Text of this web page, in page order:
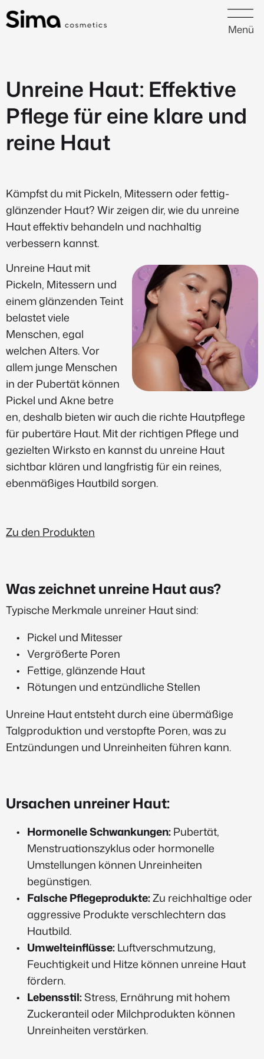
Menü
Unreine Haut: Effektive
Pflege für eine klare und
reine Haut
Kämpfst du mit Pickeln, Mitessern oder fettig-
glänzender Haut? Wir zeigen dir, wie du unreine
Haut effektiv behandeln und nachhaltig
verbessern kannst.
Unreine Haut mit
Pickeln, Mitessern und
einem glänzenden Teint
belastet viele
Menschen, egal
welchen Alters. Vor
allem junge Menschen
in der Pubertät können
Pickel und Akne betre
en, deshalb bieten wir auch die richte Hautpflege
für pubertäre Haut. Mit der richtigen Pflege und
gezielten Wirksto en kannst du unreine Haut
sichtbar klären und langfristig für ein reines,
ebenmäßiges Hautbild sorgen.
Zu den Produkten
Was zeichnet unreine Haut aus?
Typische Merkmale unreiner Haut sind:
Pickel und Mitesser
Vergrößerte Poren
Fettige, glänzende Haut
Rötungen und entzündliche Stellen
Unreine Haut entsteht durch eine übermäßige
Talgproduktion und verstopfte Poren, was zu
Entzündungen und Unreinheiten führen kann.
Ursachen unreiner Haut:
Hormonelle Schwankungen:Pubertät,
Menstruationszyklus oder hormonelle
Umstellungen können Unreinheiten
begünstigen.
Falsche Pflegeprodukte:Zu reichhaltige oder
aggressive Produkte verschlechtern das
Hautbild.
Umwelteinflüsse:Luftverschmutzung,
Feuchtigkeit und Hitze können unreine Haut
fördern.
Lebensstil:Stress, Ernährung mit hohem
Zuckeranteil oder Milchprodukten können
Unreinheiten verstärken.